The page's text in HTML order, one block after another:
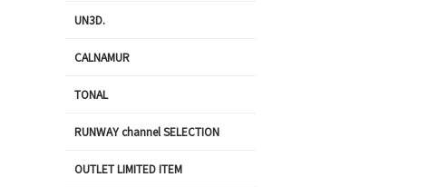
UN3D.
CALNAMUR
TONAL
RUNWAY channel SELECTION
OUTLET LIMITED ITEM